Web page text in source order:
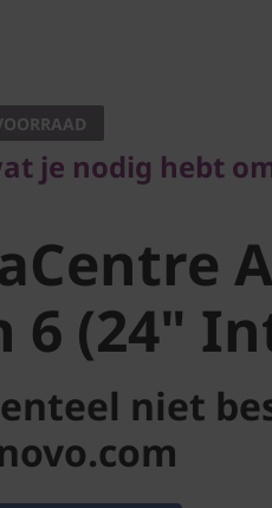
6 (24"
je nodig hebt
6 (24"
niet